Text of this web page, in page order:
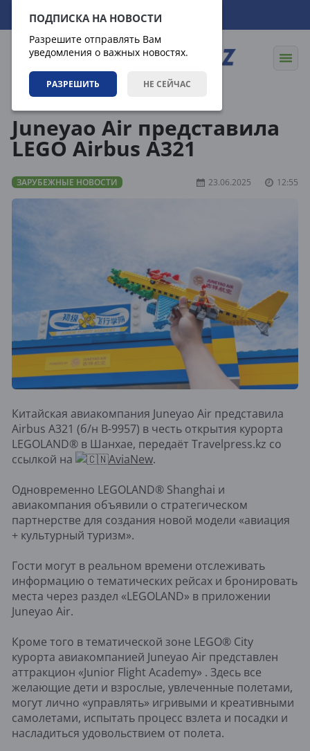
ПОДПИСКА НА НОВОСТИ
Разрешите отправлять Вам
уведомления о важных новостях.
РАЗРЕШИТЬ НЕ СЕЙЧАС
09.08.2026 12:35:43
Juneyao Air представила
LEGO Airbus A321
ЗАРУБЕЖНЫЕ НОВОСТИ 23.06.2025 12:55
Китайская авиакомпания Juneyao Air представила
Airbus A321 (б/н B-9957) в честь открытия курорта
LEGOLAND® в Шанхае, передаёт Travelpress.kz со
ссылкой на
AviaNew.
Одновременно LEGOLAND® Shanghai и
авиакомпания объявили о стратегическом
партнерстве для создания новой модели «авиация
+ культурный туризм».
Гости могут в реальном времени отслеживать
информацию о тематических рейсах и бронировать
места через раздел «LEGOLAND» в приложении
Juneyao Air.
Кроме того в тематической зоне LEGO® City
курорта авиакомпанией Juneyao Air представлен
аттракцион «Junior Flight Academy» . Здесь все
желающие дети и взрослые, увлеченные полетами,
могут лично «управлять» игривыми и креативными
самолетами, испытать процесс взлета и посадки и
насладиться удовольствием от полета.